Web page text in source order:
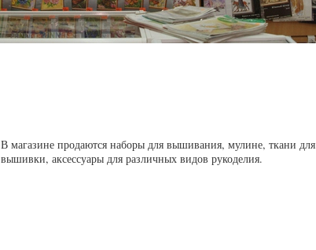
В магазине продаются наборы для вышивания, мулине, ткани для
вышивки, аксессуары для различных видов рукоделия.